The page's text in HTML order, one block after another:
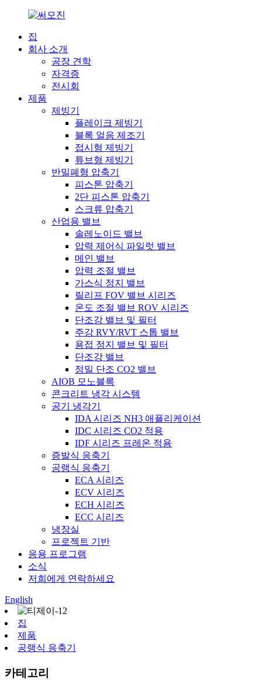
집
회사 소개
공장 견학
자격증
전시회
제품
제빙기
플레이크 제빙기
블록 얼음 제조기
접시형 제빙기
튜브형 제빙기
반밀폐형 압축기
피스톤 압축기
2단 피스톤 압축기
스크류 압축기
산업용 밸브
솔레노이드 밸브
압력 제어식 파일럿 밸브
메인 밸브
압력 조절 밸브
가스식 정지 밸브
릴리프 FOV 밸브 시리즈
온도 조절 밸브 ROV 시리즈
단조강 밸브 및 필터
주강 RVY/RVT 스톱 밸브
용접 정지 밸브 및 필터
단조강 밸브
정밀 단조 CO2 밸브
AIOB 모노블록
콘크리트 냉각 시스템
공기 냉각기
IDA 시리즈 NH3 애플리케이션
IDC 시리즈 CO2 적용
IDF 시리즈 프레온 적용
증발식 응축기
공랭식 응축기
ECA 시리즈
ECV 시리즈
ECH 시리즈
ECC 시리즈
냉장실
프로젝트 기반
응용 프로그램
소식
저희에게 연락하세요
English
집
제품
공랭식 응축기
카테고리